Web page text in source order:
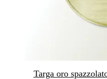
Targa oro